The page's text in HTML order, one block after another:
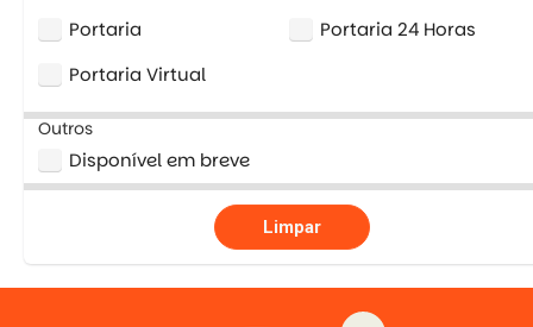
Portaria
Portaria 24 Horas
Portaria Virtual
Outros
Disponível em breve
Limpar